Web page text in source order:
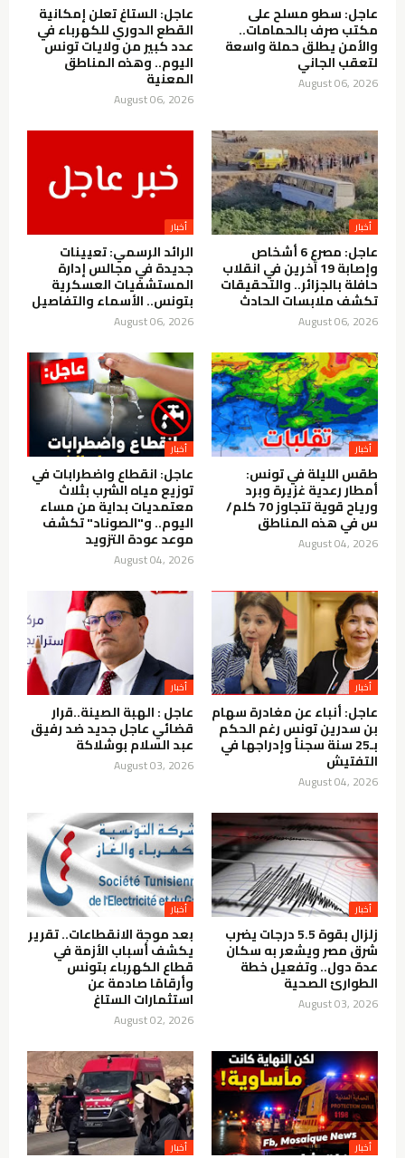
عاجل: سطو مسلح على
مكتب صرف بالحمامات..
والأمن يطلق حملة واسعة
لتعقب الجاني
August 06, 2026
عاجل: الستاغ تعلن إمكانية
القطع الدوري للكهرباء في
عدد كبير من ولايات تونس
اليوم.. وهذه المناطق
المعنية
August 06, 2026
أخبار
عاجل: مصرع 6 أشخاص
وإصابة 19 آخرين في انقلاب
حافلة بالجزائر.. والتحقيقات
تكشف ملابسات الحادث
August 06, 2026
أخبار
الرائد الرسمي: تعيينات
جديدة في مجالس إدارة
المستشفيات العسكرية
بتونس.. الأسماء والتفاصيل
August 06, 2026
أخبار
طقس الليلة في تونس:
أمطار رعدية غزيرة وبرد
ورياح قوية تتجاوز 70 كلم/
س في هذه المناطق
August 04, 2026
أخبار
عاجل: انقطاع واضطرابات في
توزيع مياه الشرب بثلاث
معتمديات بداية من مساء
اليوم.. و"الصوناد" تكشف
موعد عودة التزويد
August 04, 2026
أخبار
عاجل: أنباء عن مغادرة سهام
بن سدرين تونس رغم الحكم
بـ25 سنة سجناً وإدراجها في
التفتيش
August 04, 2026
أخبار
عاجل : الهبة الصينة..قرار
قضائي عاجل جديد ضد رفيق
عبد السلام بوشلاكة
August 03, 2026
أخبار
زلزال بقوة 5.5 درجات يضرب
شرق مصر ويشعر به سكان
عدة دول.. وتفعيل خطة
الطوارئ الصحية
August 03, 2026
أخبار
بعد موجة الانقطاعات.. تقرير
يكشف أسباب الأزمة في
قطاع الكهرباء بتونس
وأرقامًا صادمة عن
استثمارات الستاغ
August 02, 2026
أخبار أخبار